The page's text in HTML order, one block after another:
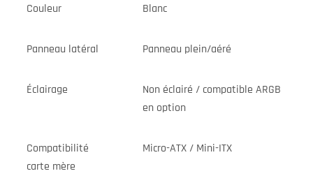
Couleur Blanc
Panneau latéral Panneau plein/aéré
Éclairage
Non éclairé / compatible ARGB
en option
Compatibilité
carte mère
Micro-ATX / Mini-ITX